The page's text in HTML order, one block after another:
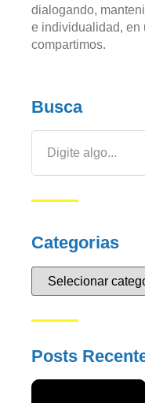
dialogando,
e individualidad, en
compartimos.
Busca
Categorias
Posts